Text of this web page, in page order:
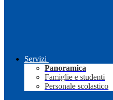
Servizi
Panoramica
Famiglie e studenti
Personale scolastico